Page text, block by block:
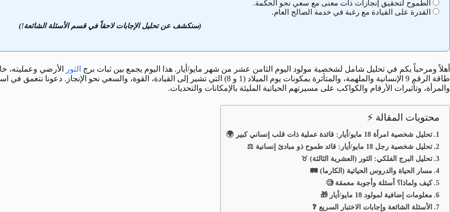
الطموح لتحقيق إنجازات ذات معنى مع سعي نحو الحكمة.
القدرة على القيادة مع رغبة في خدمة الصالح العام.
(سنكشف عن تحليل الإجابات لاحقاً في قسم الأسئلة الشائعة!)
أهلاً ومرحباً بكم في تحليل شامل لشخصية مولود اليوم الثامن عشر من شهر مايو/أيار. هذا اليوم يجمع بين ثبات برج الثور
الأرضي وعمليته،
طاقة الرقم 9 الإنسانية والملهمة، والمتأثرة بمكونات يوم الميلاد (1 و 8) التي تشير إلى القيادة،
والمرأة، وتأثيرات الأرقام والكواكب على مسيرتهم الحياتية المليئة بالإمكانات والتحديات.
محتويات المقالة ⚡
تحليل شخصية امرأة 18 مايو/أيار: قائدة عملية ذات قلب إنساني كبير 🌍
تحليل شخصية رجل 18 مايو/أيار: قائد طموح ذو مبادئ إنسانية ⚖️
تحليل البرج الفلكي: الثور (العشرية الثالثة) ♉
مسار الحياة والدروس الحياتية (الكارما) 🛤️
كيف ولماذا؟ أسئلة وأجوبة معمقة 🧐
معلومات إضافية لمولود 18 مايو/أيار 🎁
الأسئلة الشائعة وإجابات الاختبار السريع ❓